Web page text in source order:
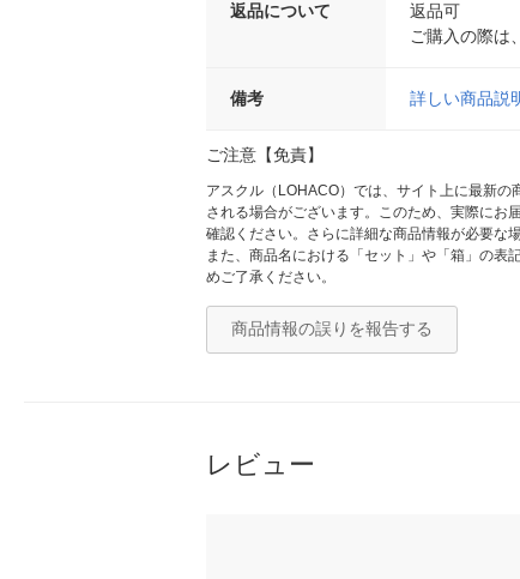
返品について
返品可
ご購入の際は
備考 詳しい商品説
ご注意【免責】
アスクル（LOHACO）では、サイト上に最新
される場合がございます。このため、実際にお
確認ください。さらに詳細な商品情報が必要な
また、商品名における「セット」や「箱」の表
めご了承ください。
商品情報の誤りを報告する
レビュー